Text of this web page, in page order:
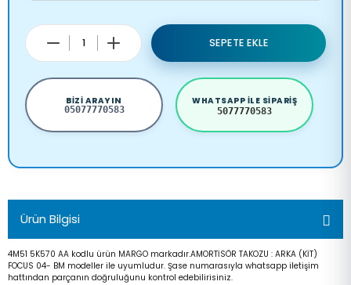
SEPETE EKLE
BIZI ARAYIN
05077770583
WHATSAPP ILE SIPARIŞ
5077770583
Ürün Bilgisi
4M51 5K570 AA kodlu ürün MARGO markadır.AMORTİSÖR TAKOZU : ARKA (KİT)
FOCUS 04- BM modeller ile uyumludur. Şase numarasıyla whatsapp iletişim
hattından parçanın doğruluğunu kontrol edebilirisiniz.